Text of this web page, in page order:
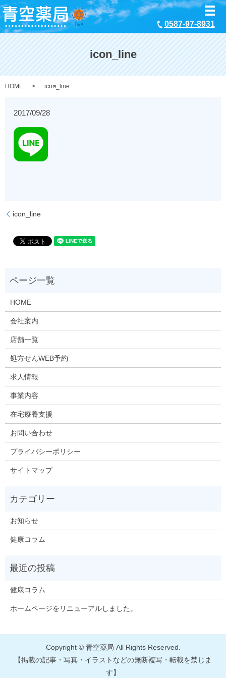
0587-97-8931
メ
icon_line
HOME icon_line
2017/09/28
icon_line
HOME
会社案内
店舗一覧
処方せんWEB予約
求人情報
事業内容
在宅療養支援
お問い合わせ
プライバシーポリシー
サイトマップ
お知らせ
健康コラム
健康コラム
ホームページをリニューアルしました。
Copyright © 青空薬局 All Rights Reserved.
【掲載の記事・写真・イラストなどの無断複写・転載を禁じま
す】